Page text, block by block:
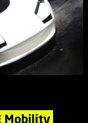
Mobility